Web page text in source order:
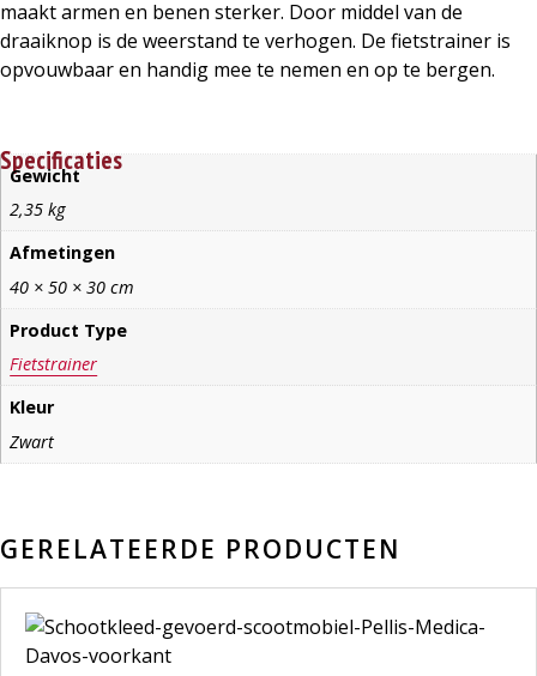
maakt armen en benen sterker. Door middel van de
draaiknop is de weerstand te verhogen. De fietstrainer is
opvouwbaar en handig mee te nemen en op te bergen.
Specificaties
Gewicht
2,35 kg
Afmetingen
40 × 50 × 30 cm
Product Type
Fietstrainer
Kleur
Zwart
GERELATEERDE PRODUCTEN